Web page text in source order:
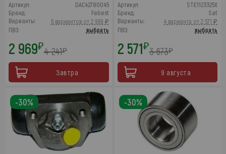
Артикул:
DAC42780045
Бренд:
Febest
Варианты:
6 вариантов от 2 969 ₽
ПВЗ:
выбрать
2 969₽4 241₽
Завтра
Артикул:
STE1123325X
Бренд:
Sat
Варианты:
4 варианта от 2 571 ₽
ПВЗ:
выбрать
2 571₽3 673₽
9 августа
-30% -30%